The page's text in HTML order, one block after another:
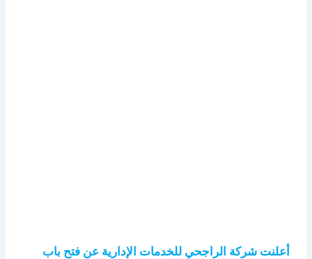
أعلنت شركة الراجحي للخدمات الإدارية عن فتح باب